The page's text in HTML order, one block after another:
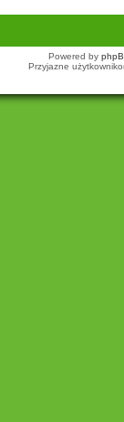
Powered by
Przyjazne